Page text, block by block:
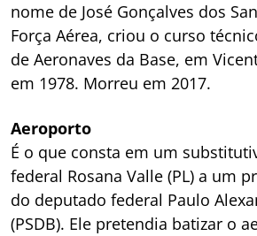
nome de José Gonçalves dos
Força Aérea, criou o curso
de Aeronaves da Base, em
em 1978. Morreu em 2017.
Aeroporto
É o que consta em um
federal Rosana Valle (PL) a um
do deputado federal Paulo
(PSDB). Ele pretendia batizar o